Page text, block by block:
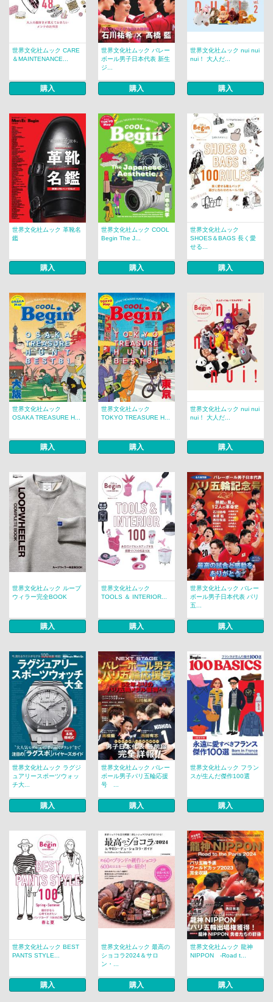
世界文化社ムック CARE
＆MAINTENANCE...
購入
世界文化社ムック バレー
ボール男子日本代表 新生
ジ...
購入
世界文化社ムック nui nui
nui！ 大人だ...
購入
世界文化社ムック 革靴名
鑑
購入
世界文化社ムック COOL
Begin The J...
購入
世界文化社ムック
SHOES＆BAGS 長く愛
せる...
購入
世界文化社ムック
OSAKA TREASURE H...
購入
世界文化社ムック
TOKYO TREASURE H...
購入
世界文化社ムック nui nui
nui！ 大人だ...
購入
世界文化社ムック ループ
ウィラー完全BOOK
購入
世界文化社ムック
TOOLS ＆ INTERIOR...
購入
世界文化社ムック バレー
ボール男子日本代表 パリ
五...
購入
世界文化社ムック ラグジ
ュアリースポーツウォッ
チ大...
購入
世界文化社ムック バレー
ボール男子パリ五輪応援
号 ...
購入
世界文化社ムック フラン
スが生んだ傑作100選
購入
世界文化社ムック BEST
PANTS STYLE...
購入
世界文化社ムック 最高の
ショコラ2024＆サロ
ン・...
購入
世界文化社ムック 龍神
NIPPON -Road t...
購入